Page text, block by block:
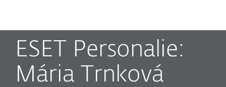
ESET Personalie:
Mária Trnková